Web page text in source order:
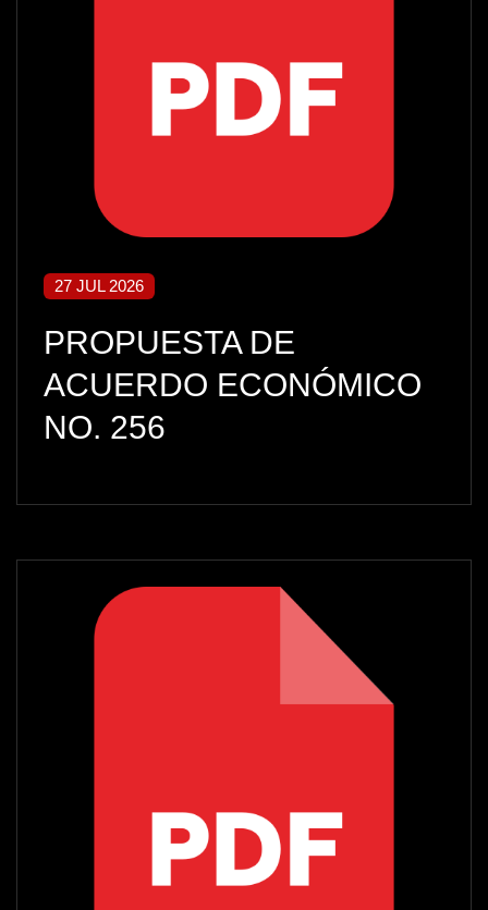
27 JUL 2026
PROPUESTA DE
ACUERDO ECONÓMICO
NO. 256